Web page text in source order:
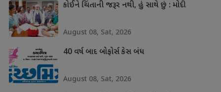
કોઈને ચિંતાની જરૂર નથી, હું સાથે છું : મોદી
August 08, Sat, 2026
40 વર્ષ બાદ બોફોર્સ કેસ બંધ
August 08, Sat, 2026